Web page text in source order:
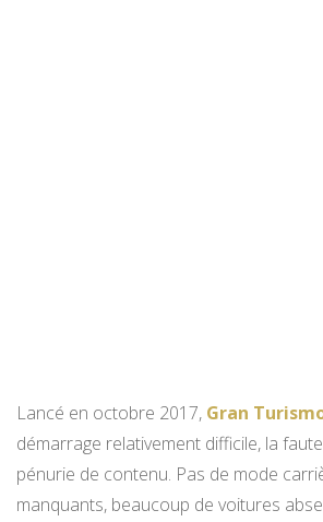
Lancé en octobre 2017, Gran
démarrage relativement difficile, la
pénurie de contenu. Pas de mode
manquants, beaucoup de voitures